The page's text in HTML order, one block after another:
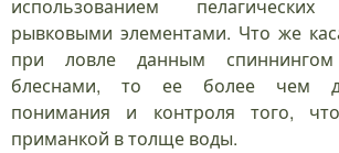
использованием
рывковыми элементами. Что же
при ловле данным
блеснами, то ее более чем
понимания и контроля того,
приманкой в толще воды.